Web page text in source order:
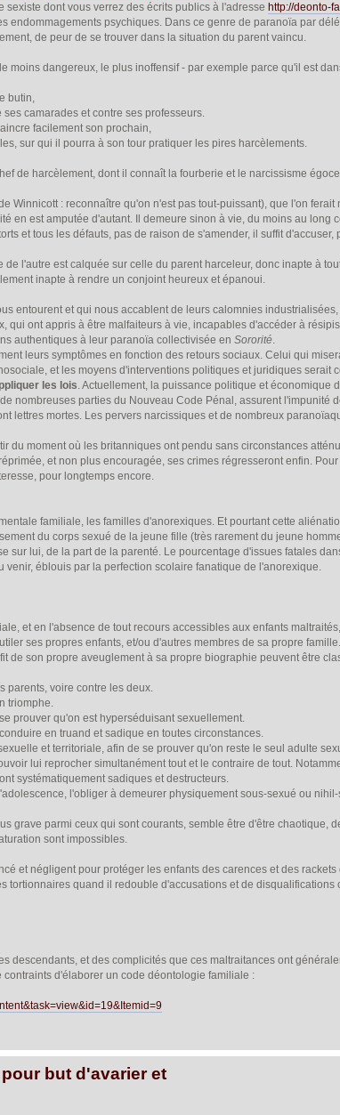
dont vous verrez des écrits publics à l'adresse http://deonto-
endommagements psychiques. Dans ce genre de paranoïa par
de peur de se trouver dans la situation du parent vaincu.
moins dangereux, le plus inoffensif - par exemple parce qu'il est
butin,
camarades et contre ses professeurs.
facilement son prochain,
sur qui il pourra à son tour pratiquer les pires harcèlements.
de harcèlement, dont il connaît la fourberie et le narcissisme
Winnicott : reconnaître qu'on n'est pas tout-puissant), que l'on
en est amputée d'autant. Il demeure sinon à vie, du moins au
et tous les défauts, pas de raison de s'amender, il suffit
l'autre est calquée sur celle du parent harceleur, donc inapte à
inapte à rendre un conjoint heureux et épanoui.
entourent et qui nous accablent de leurs calomnies
qui ont appris à être malfaiteurs à vie, incapables d'accéder à
authentiques à leur paranoïa collectivisée enSororité.
leurs symptômes en fonction des retours sociaux. Celui qui
et les moyens d'interventions politiques et juridiques serait
les lois. Actuellement, la puissance politique et économique
nombreuses parties du Nouveau Code Pénal, assurent l'impunité
lettres mortes. Les pervers narcissiques et de nombreux
du moment où les britanniques ont pendu sans circonstances
et non plus encouragée, ses crimes régresseront enfin.
pour longtemps encore.
familiale, les familles d'anorexiques. Et pourtant cette
du corps sexué de la jeune fille (très rarement du jeune
sur lui, de la part de la parenté. Le pourcentage d'issues fatales
venir, éblouis par la perfection scolaire fanatique de l'anorexique.
et en l'absence de tout recours accessibles aux enfants
ses propres enfants, et/ou d'autres membres de sa propre famille.
de son propre aveuglement à sa propre biographie peuvent être
parents, voire contre les deux.
triomphe.
prouver qu'on est hyperséduisant sexuellement.
en truand et sadique en toutes circonstances.
et territoriale, afin de se prouver qu'on reste le seul adulte
lui reprocher simultanément tout et le contraire de tout.
systématiquement sadiques et destructeurs.
l'obliger à demeurer physiquement sous-sexué ou
grave parmi ceux qui sont courants, semble être d'être chaotique,
sont impossibles.
et négligent pour protéger les enfants des carences et des
tortionnaires quand il redouble d'accusations et de
descendants, et des complicités que ces maltraitances ont
d'élaborer un code déontologie familiale :
but d'avarier et